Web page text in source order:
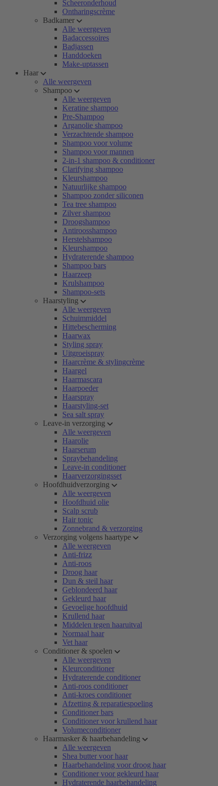
Scheeronderhoud
Ontharingscrème
Badkamer
Alle weergeven
Badaccessoires
Badjassen
Handdoeken
Make-uptassen
Haar
Alle weergeven
Shampoo
Alle weergeven
Keratine shampoo
Pre-Shampoo
Arganolie shampoo
Verzachtende shampoo
Shampoo voor volume
Shampoo voor mannen
2-in-1 shampoo & conditioner
Clarifying shampoo
Kleurshampoo
Natuurlijke shampoo
Shampoo zonder siliconen
Tea tree shampoo
Zilver shampoo
Droogshampoo
Antiroosshampoo
Herstelshampoo
Kleurshampoo
Hydraterende shampoo
Shampoo bars
Haarzeep
Krulshampoo
Shampoo-sets
Haarstyling
Alle weergeven
Schuimmiddel
Hittebescherming
Haarwax
Styling spray
Uitgroeispray
Haarcrème & stylingcrème
Haargel
Haarmascara
Haarpoeder
Haarspray
Haarstyling-set
Sea salt spray
Leave-in verzorging
Alle weergeven
Haarolie
Haarserum
Spraybehandeling
Leave-in conditioner
Haarverzorgingsset
Hoofdhuidverzorging
Alle weergeven
Hoofdhuid olie
Scalp scrub
Hair tonic
Zonnebrand & verzorging
Verzorging volgens haartype
Alle weergeven
Anti-frizz
Anti-roos
Droog haar
Dun & steil haar
Geblondeerd haar
Gekleurd haar
Gevoelige hoofdhuid
Krullend haar
Middelen tegen haaruitval
Normaal haar
Vet haar
Conditioner & spoelen
Alle weergeven
Kleurconditioner
Hydraterende conditioner
Anti-roos conditioner
Anti-kroes conditioner
Afzetting & reparatiespoeling
Conditioner bars
Conditioner voor krullend haar
Volumeconditioner
Haarmasker & haarbehandeling
Alle weergeven
Shea butter voor haar
Haarbehandeling voor droog haar
Conditioner voor gekleurd haar
Hydraterende haarbehandeling